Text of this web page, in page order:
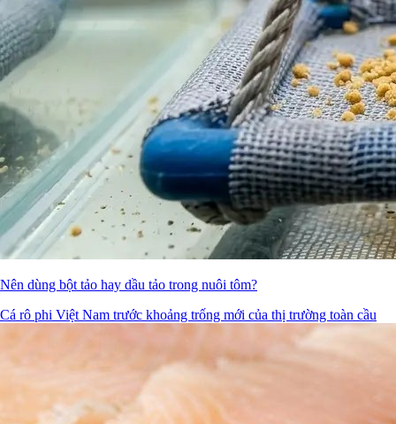
Nên dùng bột tảo hay dầu tảo trong nuôi tôm?
Cá rô phi Việt Nam trước khoảng trống mới của thị trường toàn cầu